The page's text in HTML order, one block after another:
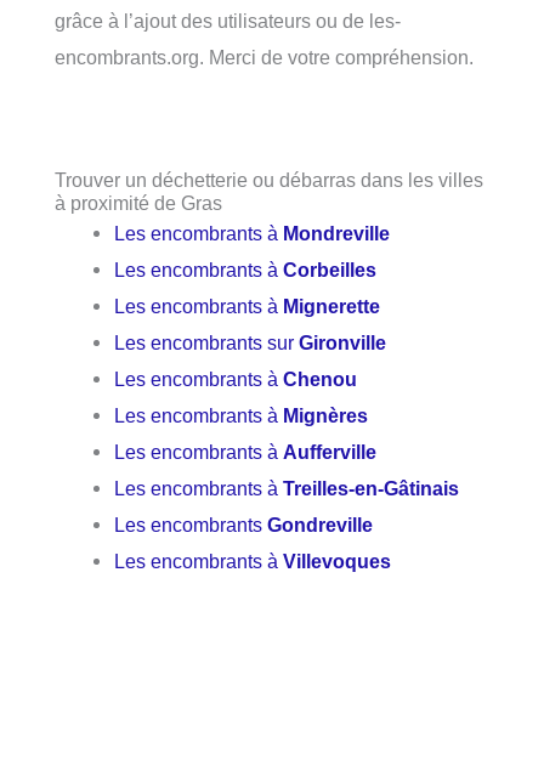
grâce à l’ajout des utilisateurs ou de les-
encombrants.org. Merci de votre compréhension.
Trouver un déchetterie ou débarras dans les villes
à proximité de Gras
Les encombrants à Mondreville
Les encombrants àCorbeilles
Les encombrants à Mignerette
Les encombrants surGironville
Les encombrants àChenou
Les encombrants à Mignères
Les encombrants àAufferville
Les encombrants àTreilles-en-Gâtinais
Les encombrantsGondreville
Les encombrants àVillevoques